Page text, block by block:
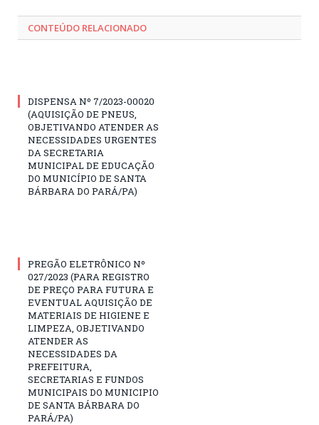
CONTEÚDO RELACIONADO
DISPENSA Nº 7/2023-00020
(AQUISIÇÃO DE PNEUS,
OBJETIVANDO ATENDER AS
NECESSIDADES URGENTES
DA SECRETARIA
MUNICIPAL DE EDUCAÇÃO
DO MUNICÍPIO DE SANTA
BÁRBARA DO PARÁ/PA)
PREGÃO ELETRÔNICO Nº
027/2023 (PARA REGISTRO
DE PREÇO PARA FUTURA E
EVENTUAL AQUISIÇÃO DE
MATERIAIS DE HIGIENE E
LIMPEZA, OBJETIVANDO
ATENDER AS
NECESSIDADES DA
PREFEITURA,
SECRETARIAS E FUNDOS
MUNICIPAIS DO MUNICIPIO
DE SANTA BÁRBARA DO
PARÁ/PA)